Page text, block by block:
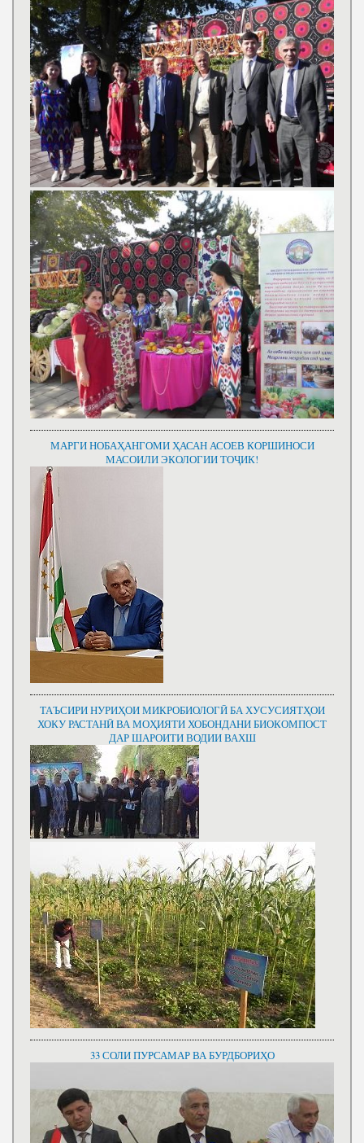
МАРГИ НОБАҲАНГОМИ ҲАСАН АСОЕВ КОРШИНОСИ
МАСОИЛИ ЭКОЛОГИИ ТОҶИК!
ТАЪСИРИ НУРИҲОИ МИКРОБИОЛОГӢ БА ХУСУСИЯТҲОИ
ХОКУ РАСТАНӢ ВА МОҲИЯТИ ХОБОНДАНИ БИОКОМПОСТ
ДАР ШАРОИТИ ВОДИИ ВАХШ
33 СОЛИ ПУРСАМАР ВА БУРДБОРИҲО